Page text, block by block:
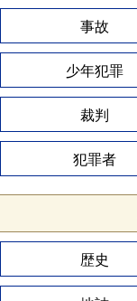
事故
少年犯罪
裁判
犯罪者
歴史